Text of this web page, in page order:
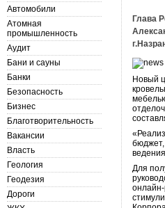
Глава
Новый
Для
Автомобили
Атомная
промышленность
Аудит
Бани и сауны
Банки
Безопасность
Бизнес
Благотворительность
Вакансии
Власть
Геология
Геодезия
Дороги